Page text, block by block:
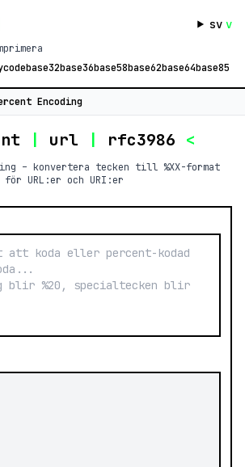
sv v
base32base36base58base62base64base85
Encoding
| url | rfc3986 <
– konvertera tecken till %XX-format
för URL:er och URI:er